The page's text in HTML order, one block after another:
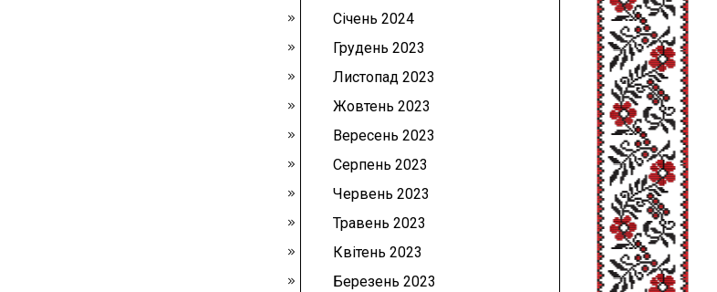
Січень 2024
Грудень 2023
Листопад 2023
Жовтень 2023
Вересень 2023
Серпень 2023
Червень 2023
Травень 2023
Квітень 2023
Березень 2023